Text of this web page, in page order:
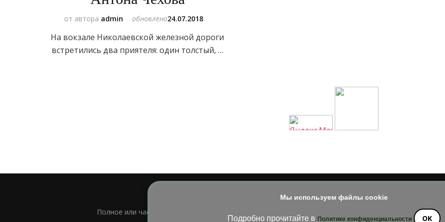
от автора admin обновлено24.07.2018
На вокзале Николаевской железной дороги
встретились два приятеля: один толстый, …
Мы используем файлы cookie
Подробно прочитайте в Политике конфиденциальности OK
© 2014 - 2026
Полное или частичное использование материала допускается только при наличии активной и